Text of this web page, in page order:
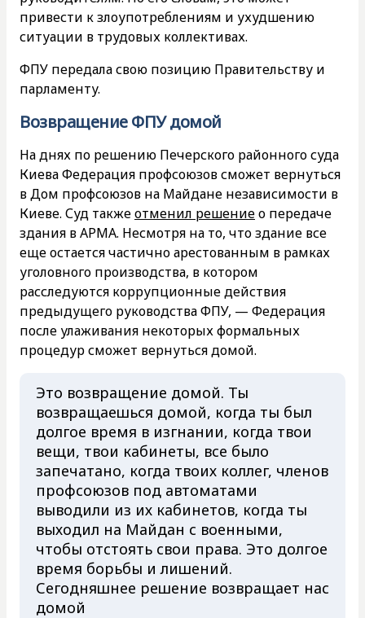
привести к злоупотреблениям и ухудшению
ситуации в трудовых коллективах.
ФПУ передала свою позицию Правительству и
парламенту.
Возвращение ФПУ домой
На днях по решению Печерского районного суда
Киева Федерация профсоюзов сможет вернуться
в Дом профсоюзов на Майдане независимости в
Киеве. Суд такжеотменил решениео передаче
здания в АРМА. Несмотря на то, что здание все
еще остается частично арестованным в рамках
уголовного производства, в котором
расследуются коррупционные действия
предыдущего руководства ФПУ, — Федерация
после улаживания некоторых формальных
процедур сможет вернуться домой.
Это возвращение домой. Ты
возвращаешься домой, когда ты был
долгое время в изгнании, когда твои
вещи, твои кабинеты, все было
запечатано, когда твоих коллег, членов
профсоюзов под автоматами
выводили из их кабинетов, когда ты
выходил на Майдан с военными,
чтобы отстоять свои права. Это долгое
время борьбы и лишений.
Сегодняшнее решение возвращает нас
домой